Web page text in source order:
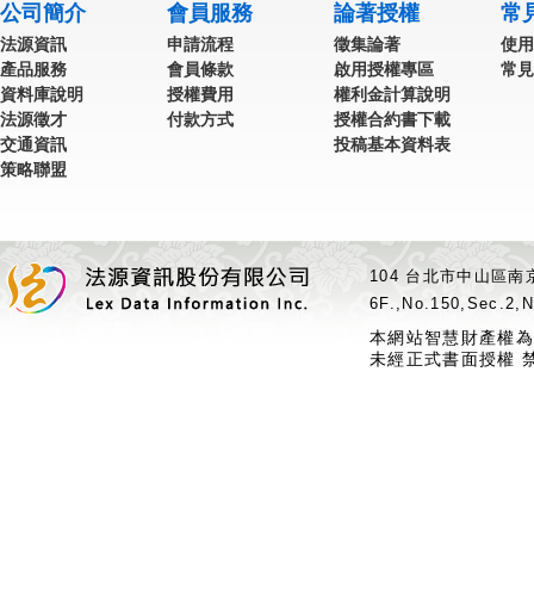
公司簡介
法源資訊
產品服務
資料庫說明
法源徵才
交通資訊
策略聯盟
會員服務
申請流程
會員條款
授權費用
付款方式
論著授權
徵集論著
啟用授權專區
權利金計算說明
授權合約書下載
投稿基本資料表
常
使
常
104 台北市中山區
本網站智慧財產權
未經正式書面授權